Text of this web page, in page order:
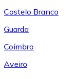
Castelo Branco
Guarda
Coímbra
Aveiro